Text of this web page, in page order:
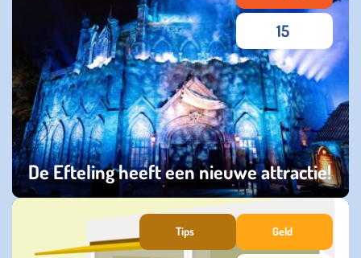
De Efteling heeft een nieuwe attractie!
vrijdag 01 november 2024
15
Tips Geld